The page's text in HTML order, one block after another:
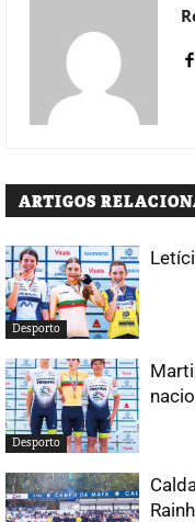
ARTIGOS
Desporto
Desporto